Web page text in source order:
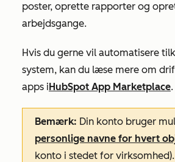
poster, oprette rapporter og
arbejdsgange.
Hvis du gerne vil automatisere
system, kan du læse mere om
apps iHubSpot App Marketplace.
Bemærk: Din konto bruger
personlige navne for hvert
konto i stedet for